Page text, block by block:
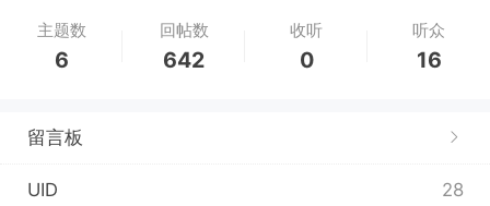
主题数
6
回帖数
642
收听
0
听众
16
留言板
UID 28